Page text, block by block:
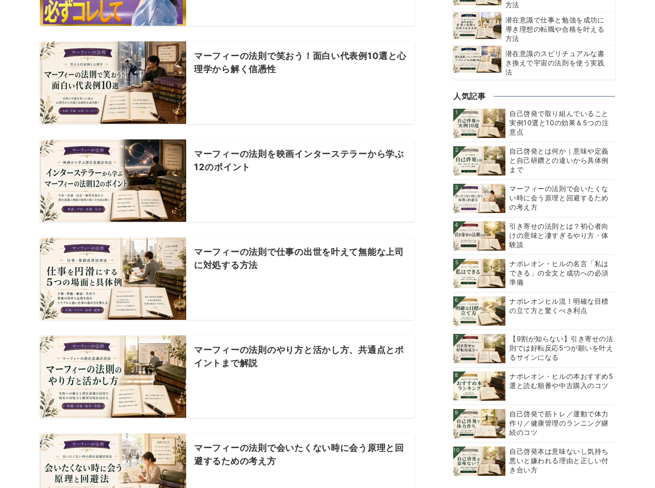
マーフィーの法則で笑おう！面白い代表例10選と心
理学から解く信憑性
マーフィーの法則を映画インターステラーから学ぶ
12のポイント
マーフィーの法則で仕事の出世を叶えて無能な上司
に対処する方法
マーフィーの法則のやり方と活かし方、共通点とポ
イントまで解説
マーフィーの法則で会いたくない時に会う原理と回
避するための考え方
方法
潜在意識で仕事と勉強を成功に
導き理想の転職や合格を叶える
方法
潜在意識のスピリチュアルな書
き換えで宇宙の法則を使う実践
法
人気記事
1
自己啓発で取り組んでいること
実例10選と10の効果＆5つの注
意点
2
自己啓発とは何か｜意味や定義
と自己研鑽との違いから具体例
まで
3
マーフィーの法則で会いたくな
い時に会う原理と回避するため
の考え方
4
引き寄せの法則とは？初心者向
けの意味と凄すぎるやり方・体
験談
5
ナポレオン・ヒルの名言「私は
できる」の全文と成功への必須
準備
6
ナポレオンヒル流！明確な目標
の立て方と驚くべき利点
7
【9割が知らない】引き寄せの法
則では好転反応5つが願いを叶え
るサインになる
8
ナポレオン・ヒルの本おすすめ5
選と読む順番や中古購入のコツ
9
自己啓発で筋トレ／運動で体力
作り／健康管理のランニング継
続のコツ
10
自己啓発本は意味ないし気持ち
悪いと嫌われる理由と正しい付
き合い方